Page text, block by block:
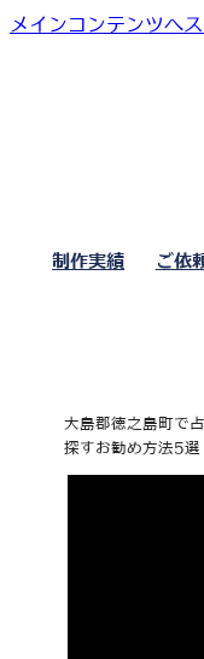
メインコンテンツへ
制作実績 ご依
大島郡徳之島町で
探すお勧め方法5選